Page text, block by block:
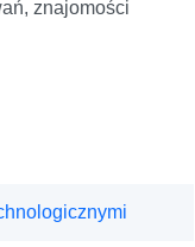
znajomości